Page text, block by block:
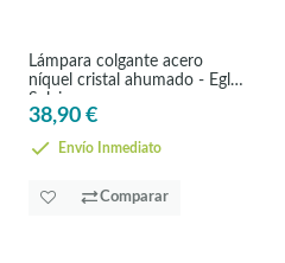
Lámpara colgante acero
níquel cristal ahumado - Eglo
Selvino
38,90 €
Envío Inmediato
Comparar